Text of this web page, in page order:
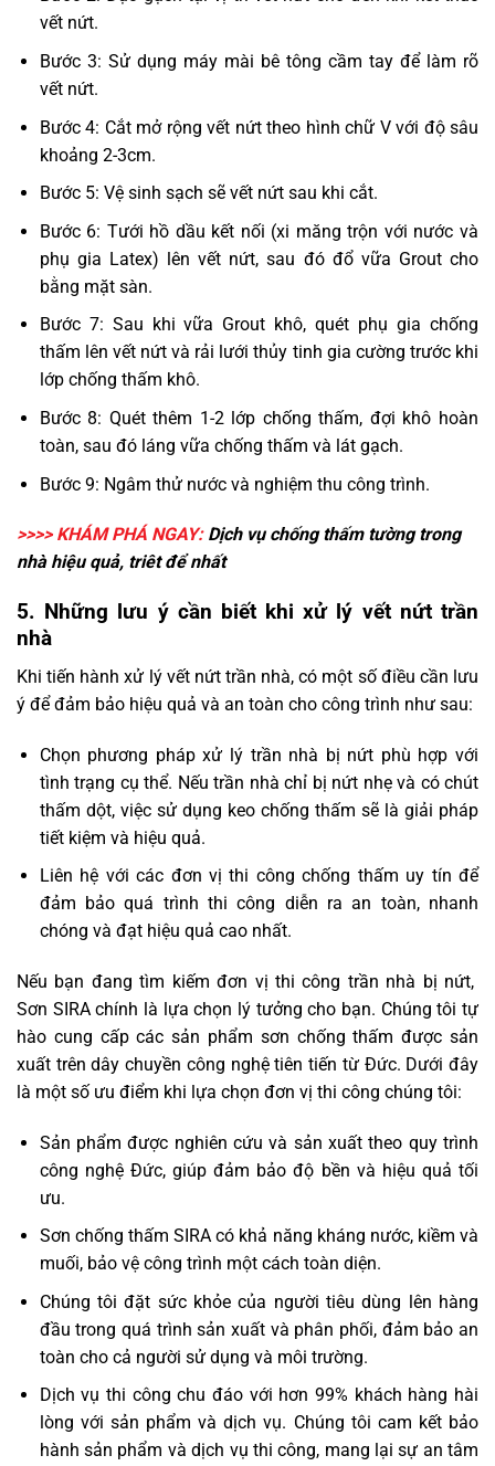
vết nứt.
Bước 3: Sử dụng máy mài bê tông cầm tay để làm rõ
vết nứt.
Bước 4: Cắt mở rộng vết nứt theo hình chữ V với độ sâu
khoảng 2-3cm.
Bước 5: Vệ sinh sạch sẽ vết nứt sau khi cắt.
Bước 6: Tưới hồ dầu kết nối (xi măng trộn với nước và
phụ gia Latex) lên vết nứt, sau đó đổ vữa Grout cho
bằng mặt sàn.
Bước 7: Sau khi vữa Grout khô, quét phụ gia chống
thấm lên vết nứt và rải lưới thủy tinh gia cường trước khi
lớp chống thấm khô.
Bước 8: Quét thêm 1-2 lớp chống thấm, đợi khô hoàn
toàn, sau đó láng vữa chống thấm và lát gạch.
Bước 9: Ngâm thử nước và nghiệm thu công trình.
>>>> KHÁM PHÁ NGAY:Dịch vụ chống thấm tường trong
nhàhiệu quả, triêt để nhất
5. Những lưu ý cần biết khi xử lý vết nứt trần
nhà
Khi tiến hành xử lý vết nứt trần nhà, có một số điều cần lưu
ý để đảm bảo hiệu quả và an toàn cho công trình như sau:
Chọn phương pháp xử lý trần nhà bị nứt phù hợp với
tình trạng cụ thể. Nếu trần nhà chỉ bị nứt nhẹ và có chút
thấm dột, việc sử dụng keo chống thấm sẽ là giải pháp
tiết kiệm và hiệu quả.
Liên hệ với các đơn vị thi công chống thấm uy tín để
đảm bảo quá trình thi công diễn ra an toàn, nhanh
chóng và đạt hiệu quả cao nhất.
Nếu bạn đang tìm kiếm đơn vị thi công trần nhà bị nứt,
Sơn SIRA chính là lựa chọn lý tưởng cho bạn. Chúng tôi tự
hào cung cấp các sản phẩm sơn chống thấm được sản
xuất trên dây chuyền công nghệ tiên tiến từ Đức. Dưới đây
là một số ưu điểm khi lựa chọn đơn vị thi công chúng tôi:
Sản phẩm được nghiên cứu và sản xuất theo quy trình
công nghệ Đức, giúp đảm bảo độ bền và hiệu quả tối
ưu.
Sơn chống thấm SIRA có khả năng kháng nước, kiềm và
muối, bảo vệ công trình một cách toàn diện.
Chúng tôi đặt sức khỏe của người tiêu dùng lên hàng
đầu trong quá trình sản xuất và phân phối, đảm bảo an
toàn cho cả người sử dụng và môi trường.
Dịch vụ thi công chu đáo với hơn 99% khách hàng hài
lòng với sản phẩm và dịch vụ. Chúng tôi cam kết bảo
hành sản phẩm và dịch vụ thi công, mang lại sự an tâm